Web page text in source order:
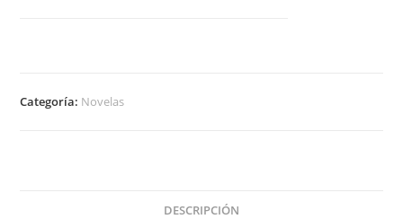
Categoría: Novelas
DESCRIPCIÓN